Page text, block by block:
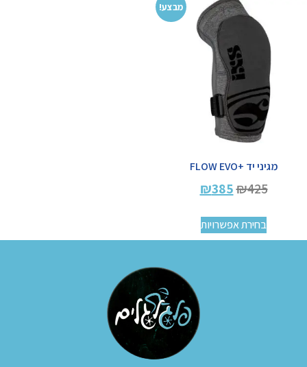
מבצע!
מגיני יד +FLOW EVO
₪425
₪385
בחירת אפשרויות